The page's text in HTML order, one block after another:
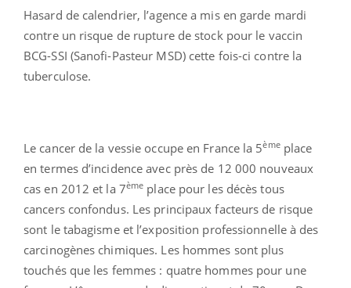
Hasard de calendrier, l’agence a mis en garde mardi
contre un risque de rupture de stock pour le vaccin
BCG-SSI (Sanofi-Pasteur MSD) cette fois-ci contre la
tuberculose.
Le cancer de la vessie occupe en France la 5èmeplace
en termes d’incidence avec près de 12 000 nouveaux
cas en 2012 et la 7ème place pour les décès tous
cancers confondus. Les principaux facteurs de risque
sont le tabagisme et l’exposition professionnelle à des
carcinogènes chimiques. Les hommes sont plus
touchés que les femmes : quatre hommes pour une